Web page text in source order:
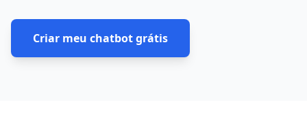
Criar meu chatbot grátis